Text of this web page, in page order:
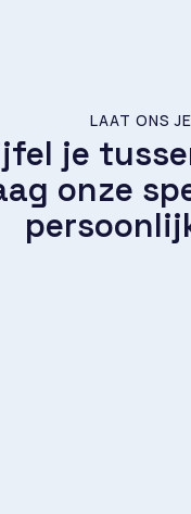
LAAT ONS
je
onze